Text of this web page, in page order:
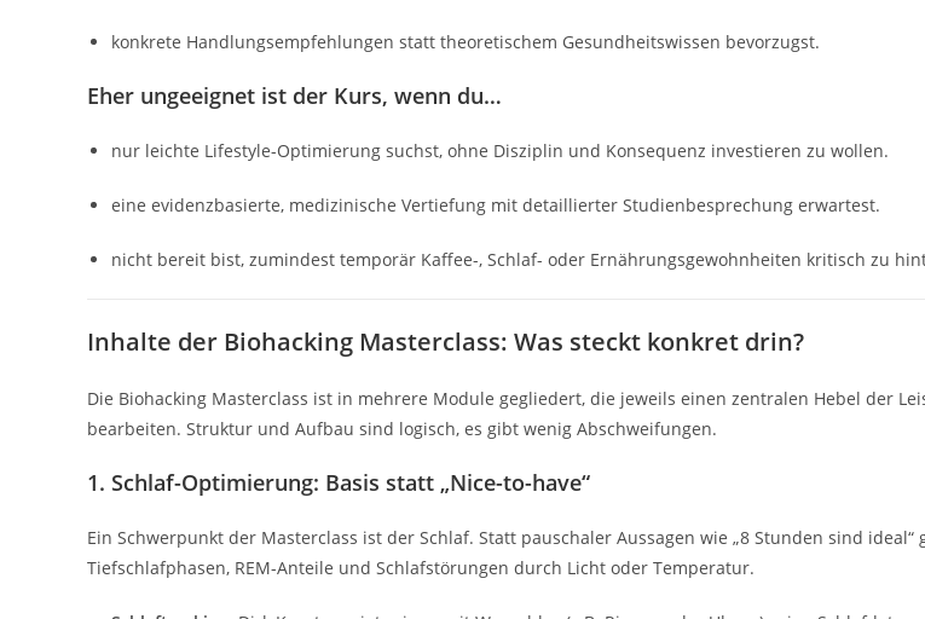
konkrete Handlungsempfehlungen statt theoretischem Gesundheitswissen bevorzugst.
Eher ungeeignet ist der Kurs, wenn du…
nur leichte Lifestyle-Optimierung suchst, ohne Disziplin und Konsequenz investieren zu wollen.
eine evidenzbasierte, medizinische Vertiefung mit detaillierter Studienbesprechung erwartest.
nicht bereit bist, zumindest temporär Kaffee-, Schlaf- oder Ernährungsgewohnheiten kritisch zu
Inhalte der Biohacking Masterclass: Was steckt konkret drin?
Die Biohacking Masterclass ist in mehrere Module gegliedert, die jeweils einen zentralen Hebel der
bearbeiten. Struktur und Aufbau sind logisch, es gibt wenig Abschweifungen.
1. Schlaf-Optimierung: Basis statt „Nice-to-have“
Ein Schwerpunkt der Masterclass ist der Schlaf. Statt pauschaler Aussagen wie „8 Stunden sind ideal“
Tiefschlafphasen, REM-Anteile und Schlafstörungen durch Licht oder Temperatur.